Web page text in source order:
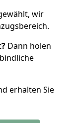
wir
Dann holen
erhalten Sie